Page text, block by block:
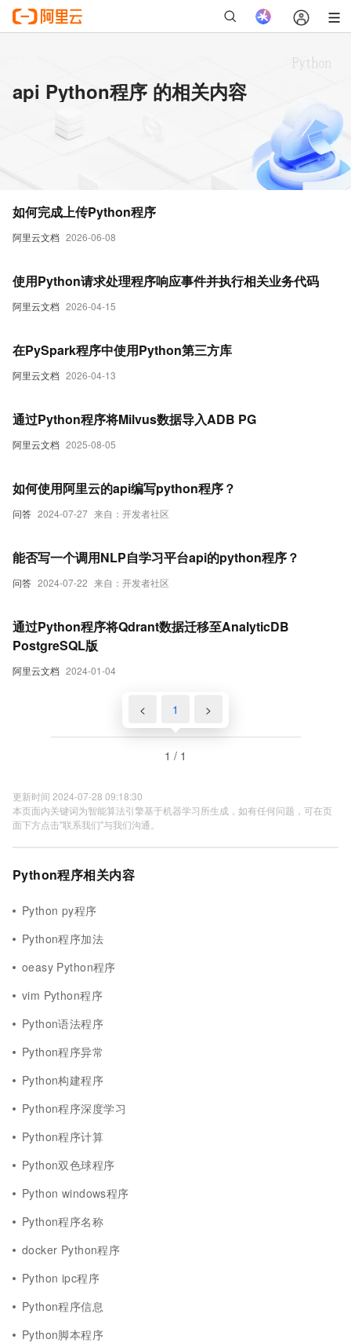
api Python程序 的相关内容
阿里云文档 2026-06-08
如何完成上传Python程序
阿里云文档 2026-04-15
使用Python请求处理程序响应事件并执行相关业务代码
阿里云文档 2026-04-13
在PySpark程序中使用Python第三方库
阿里云文档 2025-08-05
通过Python程序将Milvus数据导入ADB PG
问答 2024-07-27 来自：开发者社区
如何使用阿里云的api编写python程序？
问答 2024-07-22 来自：开发者社区
能否写一个调用NLP自学习平台api的python程序？
阿里云文档 2024-01-04
通过Python程序将Qdrant数据迁移至AnalyticDB
PostgreSQL版
< 1 >
1 / 1
更新时间 2024-07-28 09:18:30
本页面内关键词为智能算法引擎基于机器学习所生成，如有任何问题，可在页
面下方点击"联系我们"与我们沟通。
Python程序相关内容
Python py程序
Python程序加法
oeasy Python程序
vim Python程序
Python语法程序
Python程序异常
Python构建程序
Python程序深度学习
Python程序计算
Python双色球程序
Python windows程序
Python程序名称
docker Python程序
Python ipc程序
Python程序信息
Python脚本程序